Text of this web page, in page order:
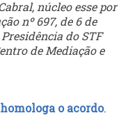
núcleo esse por
nº 697, de 6 de
do STF
de Mediação e
o acordo.